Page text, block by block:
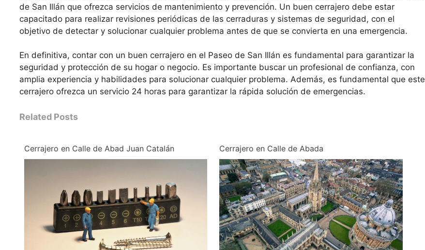
de San Illán que ofrezca servicios de mantenimiento y prevención. Un buen cerrajero debe estar
capacitado para realizar revisiones periódicas de las cerraduras y sistemas de seguridad, con el
objetivo de detectar y solucionar cualquier problema antes de que se convierta en una emergencia.
En definitiva, contar con un buen cerrajero en el Paseo de San Illán es fundamental para garantizar la
seguridad y protección de su hogar o negocio. Es importante buscar un profesional de confianza, con
amplia experiencia y habilidades para solucionar cualquier problema. Además, es fundamental que este
cerrajero ofrezca un servicio 24 horas para garantizar la rápida solución de emergencias.
Related Posts
Cerrajero en Calle de Abad Juan Catalán Cerrajero en Calle de Abada